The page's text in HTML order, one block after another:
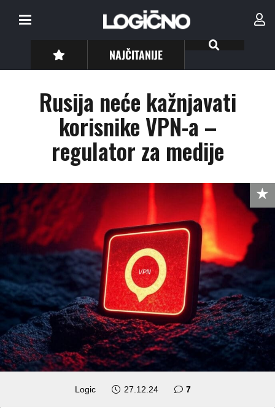
NAJČITANIJE
Rusija neće kažnjavati
korisnike VPN-a –
regulator za medije
Logic 27.12.24 7komentara